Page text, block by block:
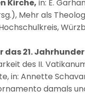
Kirche, in: E.
Mehr als
das 21.
des II.
in: Annette
damals